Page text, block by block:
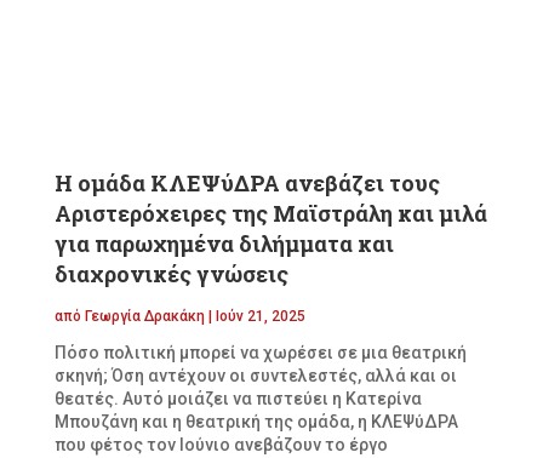
Η ομάδα ΚΛΕΨύΔΡΑ ανεβάζει τους
Αριστερόχειρες της Μαϊστράλη και μιλά
για παρωχημένα διλήμματα και
διαχρονικές γνώσεις
από Γεωργία Δρακάκη| Ιούν 21, 2025
Πόσο πολιτική μπορεί να χωρέσει σε μια θεατρική
σκηνή; Όση αντέχουν οι συντελεστές, αλλά και οι
θεατές. Αυτό μοιάζει να πιστεύει η Κατερίνα
Μπουζάνη και η θεατρική της ομάδα, η ΚΛΕΨύΔΡΑ
που φέτος τον Ιούνιο ανεβάζουν το έργο